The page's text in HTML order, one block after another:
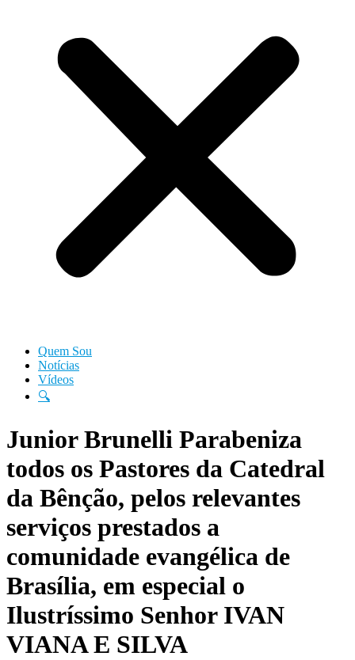
Quem Sou
Notícias
Vídeos
🔍
Junior Brunelli Parabeniza
todos os Pastores da Catedral
da Bênção, pelos relevantes
serviços prestados a
comunidade evangélica de
Brasília, em especial o
Ilustríssimo Senhor IVAN
VIANA E SILVA